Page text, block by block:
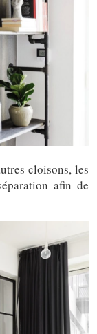
cloisons, les
afin de